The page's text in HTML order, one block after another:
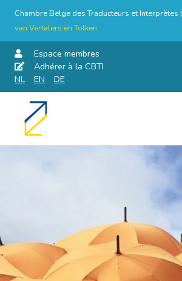
Chambre Belge des Traducteurs et Interprètes |
van Vertalers en Tolken
Espace membres
Adhérer à la CBTI
NL
EN DE
Aller